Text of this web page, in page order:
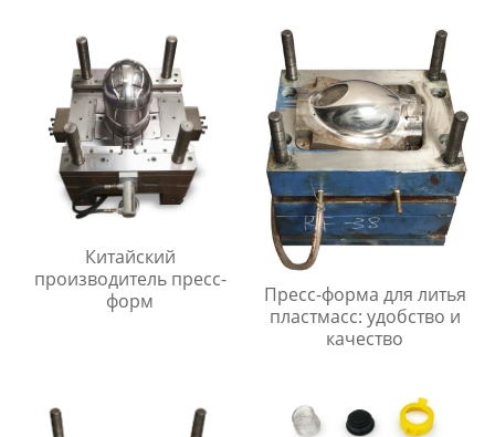
Китайский
производитель пресс-
форм
Пресс-форма для литья
пластмасс: удобство и
качество